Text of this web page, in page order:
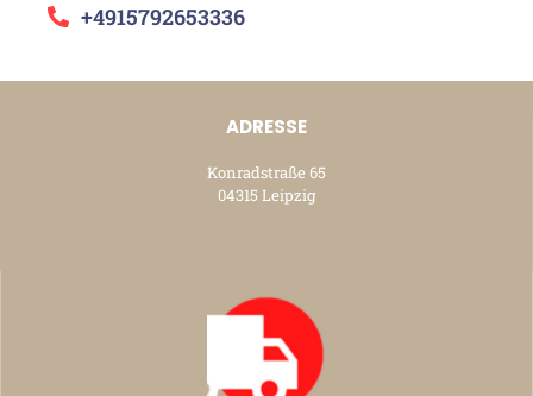
+4915792653336
ADRESSE
Konradstraße 65
04315 Leipzig